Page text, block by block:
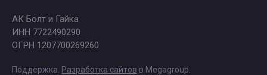
АК Болт и Гайка
ИНН 7722490290
ОГРН 1207700269260
Поддержка. Разработка сайтов в Megagroup.